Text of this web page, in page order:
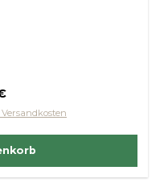
Preis: